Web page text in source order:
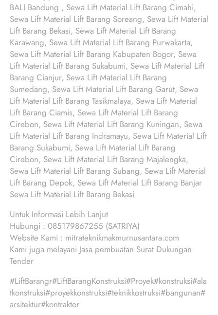
BALI Bandung , Sewa Lift Material Lift Barang Cimahi,
Sewa Lift Material Lift Barang Soreang, Sewa Lift Material
Lift Barang Bekasi, Sewa Lift Material Lift Barang
Karawang, Sewa Lift Material Lift Barang Purwakarta,
Sewa Lift Material Lift Barang Kabupaten Bogor, Sewa
Lift Material Lift Barang Sukabumi, Sewa Lift Material Lift
Barang Cianjur, Sewa Lift Material Lift Barang
Sumedang, Sewa Lift Material Lift Barang Garut, Sewa
Lift Material Lift Barang Tasikmalaya, Sewa Lift Material
Lift Barang Ciamis, Sewa Lift Material Lift Barang
Cirebon, Sewa Lift Material Lift Barang Kuningan, Sewa
Lift Material Lift Barang Indramayu, Sewa Lift Material Lift
Barang Sukabumi, Sewa Lift Material Lift Barang
Cirebon, Sewa Lift Material Lift Barang Majalengka,
Sewa Lift Material Lift Barang Subang, Sewa Lift Material
Lift Barang Depok, Sewa Lift Material Lift Barang Banjar
Sewa Lift Material Lift Barang Bekasi
Untuk Informasi Lebih Lanjut
Hubungi : 085179867255 (SATRIYA)
Website Kami : mitrateknikmakmurnusantara.com
Kami juga melayani Jasa pembuatan Surat Dukungan
Tender
#LiftBarangr#LiftBarangKonstruksi#Proyek#konstruksi#ala
tkonstruksi#proyekkonstruksi#teknikkostruksi#bangunan#
arsitektur#kontraktor